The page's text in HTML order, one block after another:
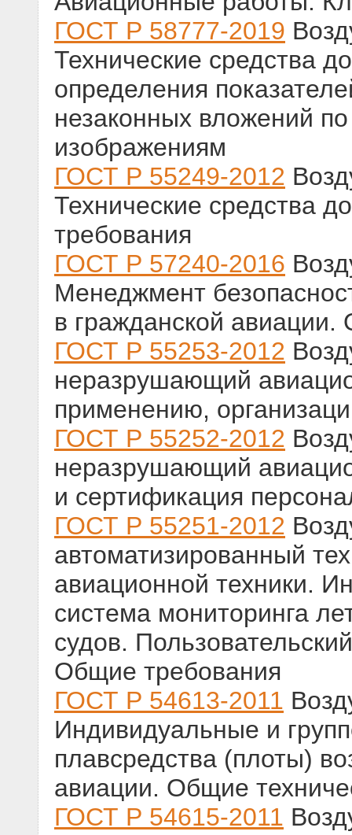
ГОСТ Р 58777-2019
Технические средства
определения
незаконных вложений
изображениям
ГОСТ Р 55249-2012
Технические средства
требования
ГОСТ Р 57240-2016
Менеджмент
в гражданской
ГОСТ Р 55253-2012
неразрушающий
применению,
ГОСТ Р 55252-2012
неразрушающий
и сертификация
ГОСТ Р 55251-2012
автоматизированный
авиационной техники.
система мониторинга
судов.
Общие требования
ГОСТ Р 54613-2011
Индивидуальные и
плавсредства (плоты)
авиации. Общие
ГОСТ Р 54615-2011